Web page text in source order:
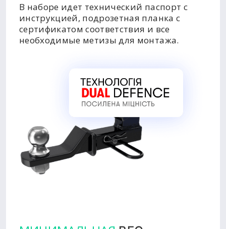
В наборе идет технический паспорт с
инструкцией, подрозетная планка с
сертификатом соответствия и все
необходимые метизы для монтажа.